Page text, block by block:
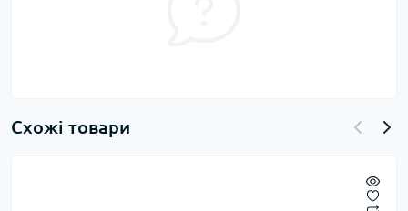
Схожі товари